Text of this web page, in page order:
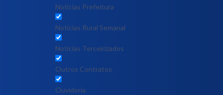
Notícias Prefeitura
Notícias Rural Semanal
Notícias Terceirizados
Outros Contratos
Ouvidoria